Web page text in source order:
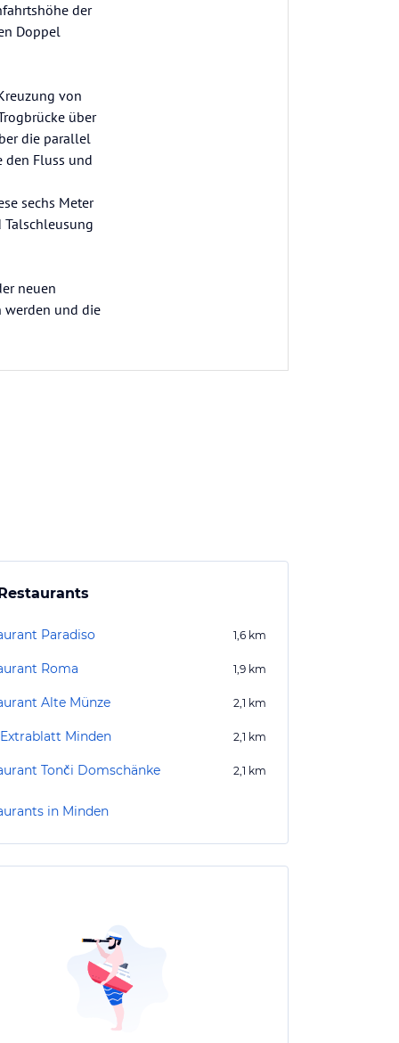
der
Doppel
von
über
die parallel
den Fluss und
sechs Meter
neuen
werden und die
Paradiso 1,6 km
Roma 1,9 km
Alte Münze 2,1 km
Minden 2,1 km
Tonči Domschänke 2,1 km
in Minden